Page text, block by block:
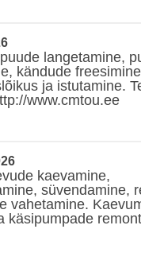
langetamine,
kändude
ja istutamine.
www.cmtou.ee
kaevamine,
süvendamine,
vahetamine.
käsipumpade